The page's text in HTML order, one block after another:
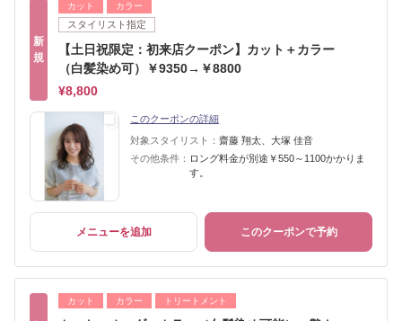
新
規
カット カラー
スタイリスト指定
【土日祝限定：初来店クーポン】カット＋カラー
（白髪染め可）￥9350→￥8800
¥8,800
このクーポンの詳細
対象スタイリスト： 齋藤 翔太、大塚 佳音
その他条件： ロング料金が別途￥550～1100かかりま
す。
メニューを追加 このクーポンで予約
カット カラー トリートメント